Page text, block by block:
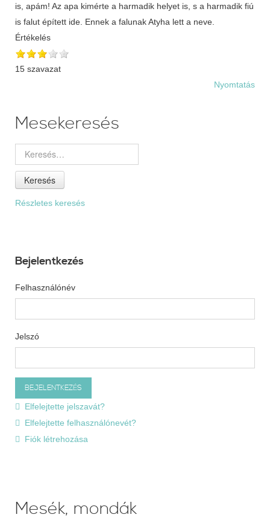
is, apám! Az apa kimérte a harmadik helyet is, s a harmadik fiú
is falut épített ide. Ennek a falunak Atyha lett a neve.
Értékelés
15 szavazat
Nyomtatás
Mesekeresés
Keresés
Részletes keresés
Bejelentkezés
Felhasználónév
Jelszó
Elfelejtette jelszavát?
Elfelejtette felhasználónevét?
Fiók létrehozása
Mesék, mondák